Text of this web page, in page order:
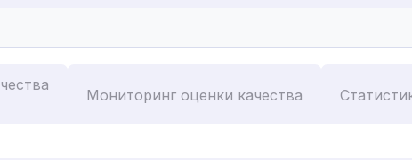
Мониторинг оценки качества